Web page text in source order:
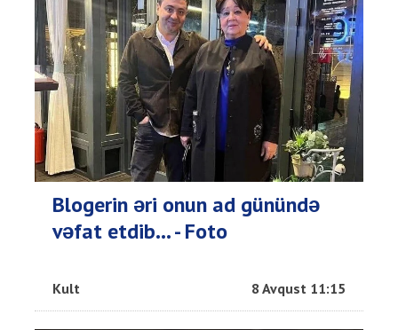
Blogerin əri onun ad günündə
vəfat etdib... - Foto
Kult 8 Avqust 11:15